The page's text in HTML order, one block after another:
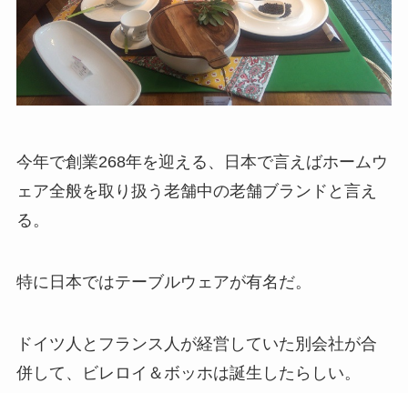
今年で創業268年を迎える、日本で言えばホームウ
ェア全般を取り扱う老舗中の老舗ブランドと言え
る。
特に日本ではテーブルウェアが有名だ。
ドイツ人とフランス人が経営していた別会社が合
併して、ビレロイ＆ボッホは誕生したらしい。